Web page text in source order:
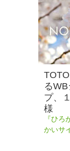
る
プ、
様
『ひろ
かいサ